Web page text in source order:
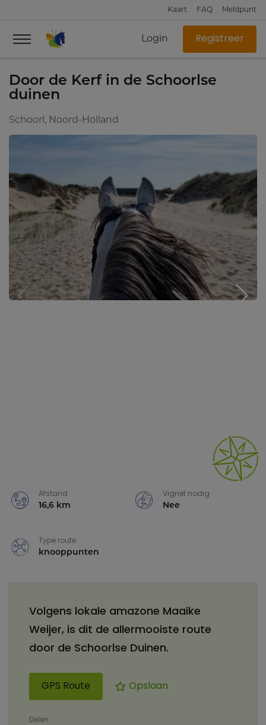
Kaart FAQ Meldpunt
Login Registreer
Door de Kerf in de Schoorlse
duinen
Schoorl, Noord-Holland
Afstand
16,6 km
Vignet nodig
Nee
Type route
knooppunten
Volgens lokale amazone Maaike
Weijer, is dit de allermooiste route
door de Schoorlse Duinen.
GPS Route Opslaan
Delen